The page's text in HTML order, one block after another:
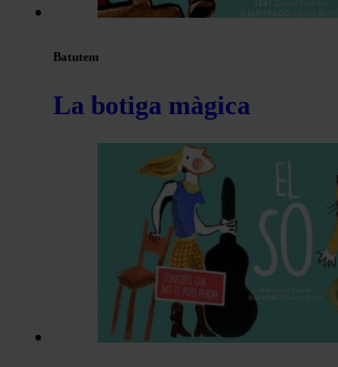
Batutem
La botiga màgica